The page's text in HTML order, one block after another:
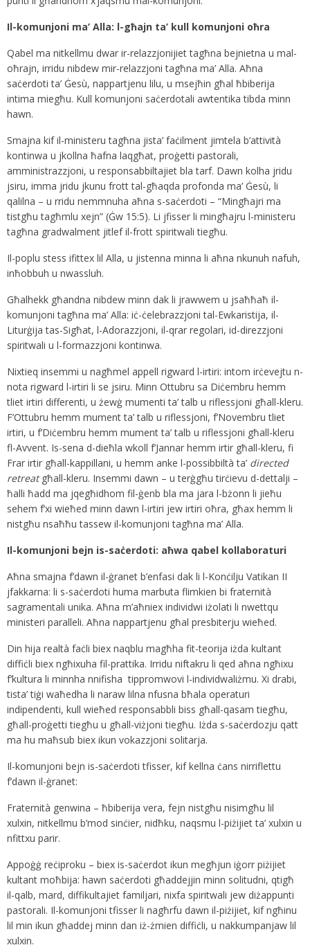
Il-komunjoni ma’ Alla: l-għajn ta’ kull komunjoni oħra
Qabel ma nitkellmu dwar ir-relazzjonijiet tagħna bejnietna u mal-
oħrajn, irridu nibdew mir-relazzjoni tagħna ma’ Alla. Aħna
saċerdoti ta’ Ġesù, nappartjenu lilu, u msejħin għal ħbiberija
intima miegħu. Kull komunjoni saċerdotali awtentika tibda minn
hawn.
Smajna kif il-ministeru tagħna jista’ faċilment jimtela b’attività
kontinwa u jkollna ħafna laqgħat, proġetti pastorali,
amministrazzjoni, u responsabbiltajiet bla tarf. Dawn kolha jridu
jsiru, imma jridu jkunu frott tal-għaqda profonda ma’ Ġesù, li
qalilna – u rridu nemmnuha aħna s-saċerdoti – “Mingħajri ma
tistgħu tagħmlu xejn” (Ġw 15:5). Li jfisser li mingħajru l-ministeru
tagħna gradwalment jitlef il-frott spiritwali tiegħu.
Il-poplu stess ifittex lil Alla, u jistenna minna li aħna nkunuh nafuh,
inħobbuh u nwassluh.
Għalhekk għandna nibdew minn dak li jrawwem u jsaħħaħ il-
komunjoni tagħna ma’ Alla: iċ-ċelebrazzjoni tal-Ewkaristija, il-
Liturġija tas-Sigħat, l-Adorazzjoni, il-qrar regolari, id-direzzjoni
spiritwali u l-formazzjoni kontinwa.
Nixtieq insemmi u nagħmel appell rigward l-irtiri: intom irċevejtu n-
nota rigward l-irtiri li se jsiru. Minn Ottubru sa Diċembru hemm
tliet irtiri differenti, u żewġ mumenti ta’ talb u riflessjoni għall-kleru.
F’Ottubru hemm mument ta’ talb u riflessjoni, f’Novembru tliet
irtiri, u f’Diċembru hemm mument ta’ talb u riflessjoni għall-kleru
fl-Avvent. Is-sena d-dieħla wkoll f’Jannar hemm irtir għall-kleru, fi
Frar irtir għall-kappillani, u hemm anke l-possibbiltà ta’ directed
retreatgħall-kleru. Insemmi dawn – u terġgħu tirċievu d-dettalji –
ħalli ħadd ma jqegħidhom fil-ġenb bla ma jara l-bżonn li jieħu
sehem f’xi wieħed minn dawn l-irtiri jew irtiri oħra, għax hemm li
nistgħu nsaħħu tassew il-komunjoni tagħna ma’ Alla.
Il-komunjoni bejn is-saċerdoti: aħwa qabel kollaboraturi
Aħna smajna f’dawn il-ġranet b’enfasi dak li l-Konċilju Vatikan II
jfakkarna: li s-saċerdoti huma marbuta flimkien bi fraternità
sagramentali unika. Aħna m’aħniex individwi iżolati li nwettqu
ministeri paralleli. Aħna nappartjenu għal presbiterju wieħed.
Din hija realtà faċli biex naqblu magħha fit-teorija iżda kultant
diffiċli biex ngħixuha fil-prattika. Irridu niftakru li qed aħna ngħixu
f’kultura li minnha nnifisha tippromwovi l-individwaliżmu. Xi drabi,
tista’ tiġi waħedha li naraw lilna nfusna bħala operaturi
indipendenti, kull wieħed responsabbli biss għall-qasam tiegħu,
għall-proġetti tiegħu u għall-viżjoni tiegħu. Iżda s-saċerdozju qatt
ma hu maħsub biex ikun vokazzjoni solitarja.
Il-komunjoni bejn is-saċerdoti tfisser, kif kellna ċans nirriflettu
f’dawn il-ġranet:
Fraternità genwina – ħbiberija vera, fejn nistgħu nisimgħu lil
xulxin, nitkellmu b’mod sinċier, nidħku, naqsmu l-piżijiet ta’ xulxin u
nfittxu parir.
Appoġġ reċiproku – biex is-saċerdot ikun megħjun iġorr piżijiet
kultant moħbija: hawn saċerdoti għaddejjin minn solitudni, qtigħ
il-qalb, mard, diffikultajiet familjari, nixfa spiritwali jew diżappunti
pastorali. Il-komunjoni tfisser li nagħrfu dawn il-piżijiet, kif ngħinu
lil min ikun għaddej minn dan iż-żmien diffiċli, u nakkumpanjaw lil
xulxin.